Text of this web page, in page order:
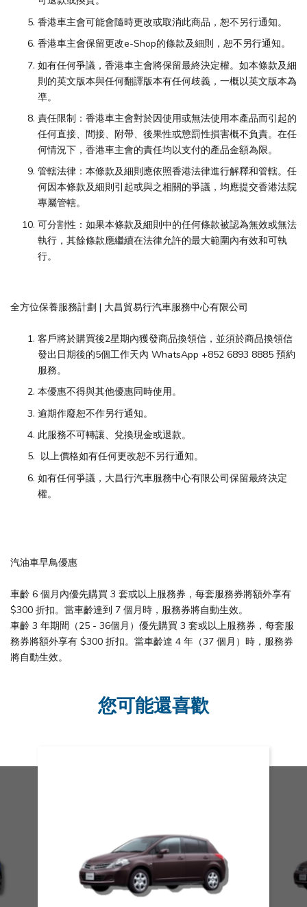
香港車主會可能會隨時更改或取消此商品，恕不另行通知。
香港車主會保留更改e-Shop的條款及細則，恕不另行通知。
如有任何爭議，香港車主會將保留最終決定權。如本條款及細
則的英文版本與任何翻譯版本有任何歧義，一概以英文版本為
凖。
責任限制：香港車主會對於因使用或無法使用本產品而引起的
任何直接、間接、附帶、後果性或懲罰性損害概不負責。在任
何情況下，香港車主會的責任均以支付的產品金額為限。
管轄法律：本條款及細則應依照香港法律進行解釋和管轄。任
何因本條款及細則引起或與之相關的爭議，均應提交香港法院
專屬管轄。
可分割性：如果本條款及細則中的任何條款被認為無效或無法
執行，其餘條款應繼續在法律允許的最大範圍內有效和可執
行。
全方位保養服務計劃 | 大昌貿易行汽車服務中心有限公司
客戶將於購買後2星期內獲發商品換領信，並須於商品換領信
發出日期後的5個工作天內 WhatsApp +852 6893 8885 預約
服務。
本優惠不得與其他優惠同時使用。
逾期作廢恕不作另行通知。
此服務不可轉讓、兌換現金或退款。
以上價格如有任何更改恕不另行通知。
如有任何爭議，大昌行汽車服務中心有限公司保留最終決定
權。
汽油車早鳥優惠
車齡 6 個月內優先購買 3 套或以上服務券，每套服務券將額外享有
$300 折扣。當車齡達到 7 個月時，服務券將自動生效。
車齡 3 年期間（25 - 36個月）優先購買 3 套或以上服務券，每套服
務券將額外享有 $300 折扣。當車齡達 4 年（37 個月）時，服務券
將自動生效。
您可能還喜歡